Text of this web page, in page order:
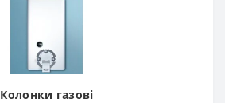
Колонки газові